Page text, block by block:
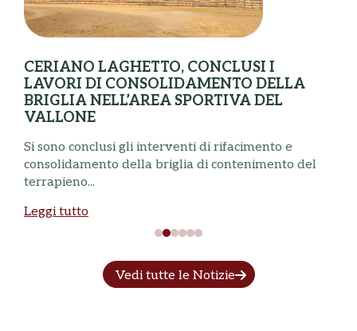
CERIANO LAGHETTO, CONCLUSI I
LAVORI DI CONSOLIDAMENTO DELLA
BRIGLIA NELL’AREA SPORTIVA DEL
VALLONE
Si sono conclusi gli interventi di rifacimento e
consolidamento della briglia di contenimento del
terrapieno...
Leggi tutto
Vedi tutte le Notizie